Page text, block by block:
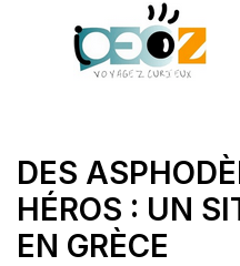
DES
HÉROS : UN
EN GRÈCE